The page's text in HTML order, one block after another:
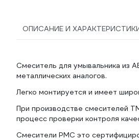
ОПИСАНИЕ И
Смеситель для умывальника из
металлических аналогов.
Легко монтируется и имеет
При производстве смесителей
процесс проверки контроля
Смесители РМС это